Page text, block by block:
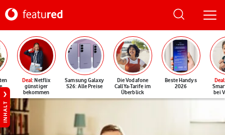
Deal: Netflix
günstiger
bekommen
Samsung Galaxy
S26: Alle Preise
Die Vodafone
CallYa-Tarife im
Überblick
Beste Handys
2026
Deal
bei
INHALT